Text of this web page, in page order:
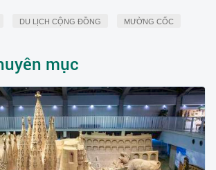
DU LỊCH CỘNG ĐỒNG MƯỜNG CỐC
mục